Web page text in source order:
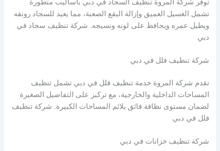
تشمل الغسيل العميق وإزالة البقع الصعبة، مما يعيد للسجاد رونقه
ويطيل عمره ويحافظ على لونه ونسيجه. شركة تنظيف سجاد في
دبي
شركة تنظيف فلل في دبي
تقدم شركة المروة خدمة تنظيف فلل في دبي تشمل تنظيف
المساحات الداخلية والخارجية، مع تركيز على التفاصيل الصغيرة
لضمان مستوى نظافة فائق يلائم المساحات الكبيرة. شركة تنظيف
فلل في دبي
شركة تنظيف خزانات في دبي